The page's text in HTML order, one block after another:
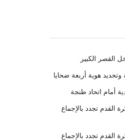
القصر الكبير
أمام اتحاد طنجة
القدم تجدد بالإجماع
القدم تجدد بالإجماع